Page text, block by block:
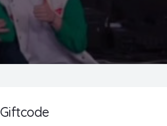
Giftcode